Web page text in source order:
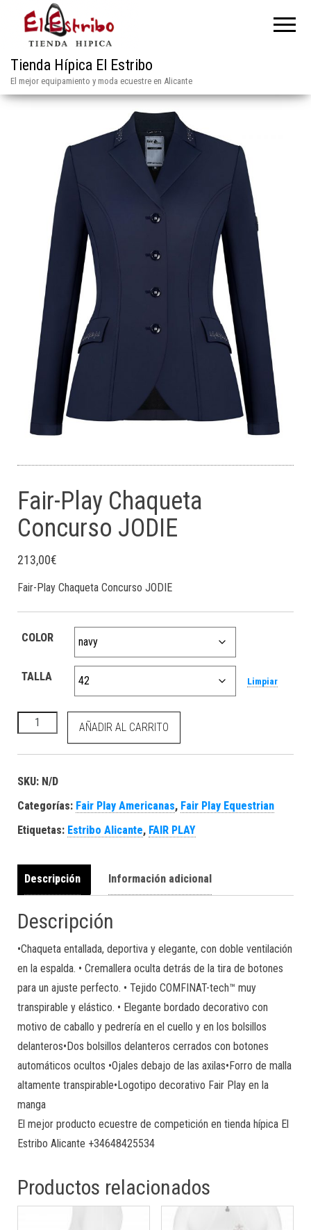
Tienda Hípica El Estribo
El mejor equipamiento y moda ecuestre en Alicante
Fair-Play Chaqueta
Concurso JODIE
213,00€
Fair-Play Chaqueta Concurso JODIE
COLOR
TALLA Limpiar
Fair-Play Chaqueta Concurso JODIE cantidad
AÑADIR AL CARRITO
SKU: N/D
Categorías: Fair Play Americanas, Fair Play Equestrian
Etiquetas: Estribo Alicante, FAIR PLAY
Descripción Información adicional
Descripción
•Chaqueta entallada, deportiva y elegante, con doble ventilación
en la espalda. • Cremallera oculta detrás de la tira de botones
para un ajuste perfecto. • Tejido COMFINAT-tech™ muy
transpirable y elástico. • Elegante bordado decorativo con
motivo de caballo y pedrería en el cuello y en los bolsillos
delanteros•Dos bolsillos delanteros cerrados con botones
automáticos ocultos •Ojales debajo de las axilas•Forro de malla
altamente transpirable•Logotipo decorativo Fair Play en la
manga
El mejor producto ecuestre de competición en tienda hípica El
Estribo Alicante +34648425534
Productos relacionados